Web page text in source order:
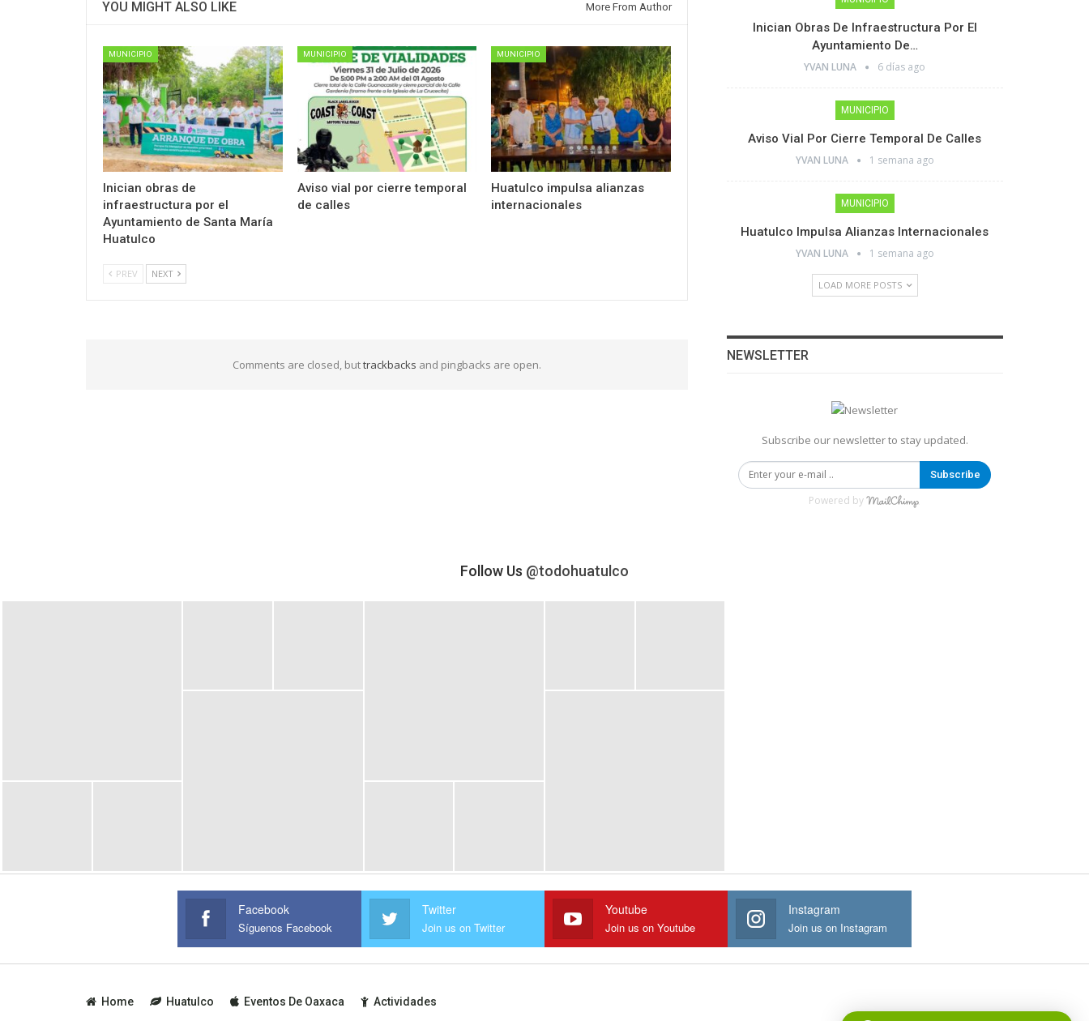
YOU MIGHT ALSO LIKE More From Author
MUNICIPIO
Inician obras de
infraestructura por el
Ayuntamiento de Santa María
Huatulco
MUNICIPIO
Aviso vial por cierre temporal
de calles
MUNICIPIO
Huatulco impulsa alianzas
internacionales
PREV NEXT
Comments are closed, buttrackbacks and pingbacks are open.
Inician Obras De Infraestructura Por El
Ayuntamiento De…
YVAN LUNA 6 días ago
MUNICIPIO
Aviso Vial Por Cierre Temporal De Calles
YVAN LUNA 1 semana ago
MUNICIPIO
Huatulco Impulsa Alianzas Internacionales
YVAN LUNA 1 semana ago
LOAD MORE POSTS
NEWSLETTER
Subscribe our newsletter to stay updated.
Subscribe
Powered by
Follow Us @todohuatulco
Facebook
Síguenos Facebook
Twitter
Join us on Twitter
Youtube
Join us on Youtube
Instagram
Join us on Instagram
Home Huatulco Eventos De Oaxaca Actividades